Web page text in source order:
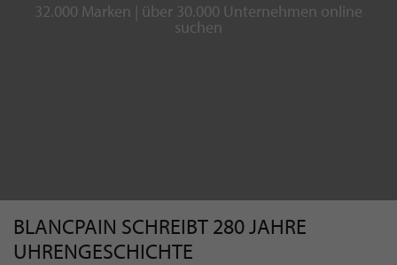
32.000 Marken | über 30.000 Unternehmen online
suchen
BLANCPAIN SCHREIBT 280 JAHRE
UHRENGESCHICHTE